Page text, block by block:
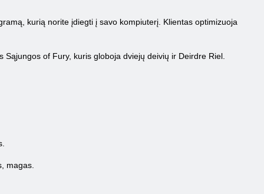
kurią norite įdiegti į savo kompiuterį. Klientas optimizuoja
of Fury, kuris globoja dviejų deivių ir Deirdre Riel.
magas.